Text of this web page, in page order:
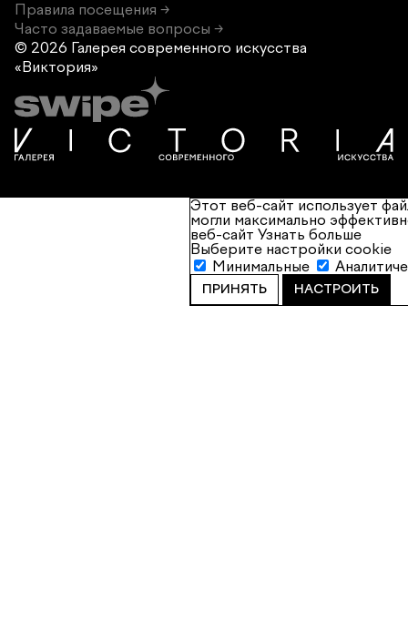
Правила посещения →
Часто задаваемые вопросы →
© 2026 Галерея современного искусства
«Виктория»
Этот веб-сайт использует
могли максимально
веб-сайт Узнать больше
Выберите настройки cookie
Минимальные
ПРИНЯТЬ НАСТРОИТЬ